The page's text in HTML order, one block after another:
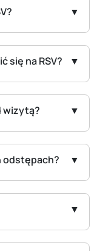
się na RSV?
wizytą?
odstępach?